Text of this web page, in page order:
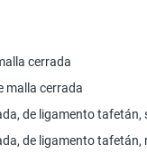
cerrada
malla cerrada
de ligamento
de ligamento